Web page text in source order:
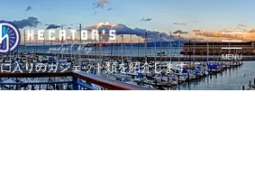
入りのガジェット類を紹介します